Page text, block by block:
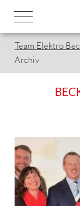
Team Elektro
Archiv